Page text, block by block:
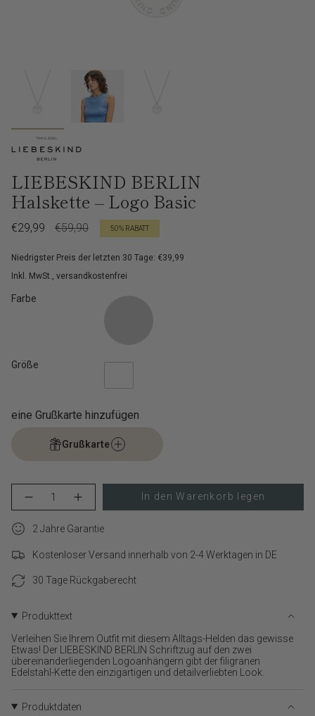
LIEBESKIND BERLIN
Halskette – Logo Basic
Verkaufspreis
€29,99
Regulärer
€59,90 50% RABATT
Niedrigster Preis der letzten 30 Tage: €39,99
Inkl. MwSt., versandkostenfrei
Farbe
Größe
eine Grußkarte hinzufügen
Grußkarte
cart\">
quantity
</span>
Warenkorb",
"decrease"=>"Menge
für
{{
product
}}
"multiples_of"=>"Schritte
Menge
für
BERLIN
Logo
verringern
Schaltfläche
-
BERLIN
Halskette
Logo
Basic">
In den Warenkorb legen
2 Jahre Garantie
Kostenloser Versand innerhalb von 2-4 Werktagen in DE
30 Tage Rückgaberecht
Produkttext
Verleihen Sie Ihrem Outfit mit diesem Alltags-Helden das gewisse
Etwas! Der LIEBESKIND BERLIN Schriftzug auf den zwei
übereinanderliegenden Logoanhängern gibt der filigranen
Edelstahl-Kette den einzigartigen und detailverliebten Look.
Produktdaten